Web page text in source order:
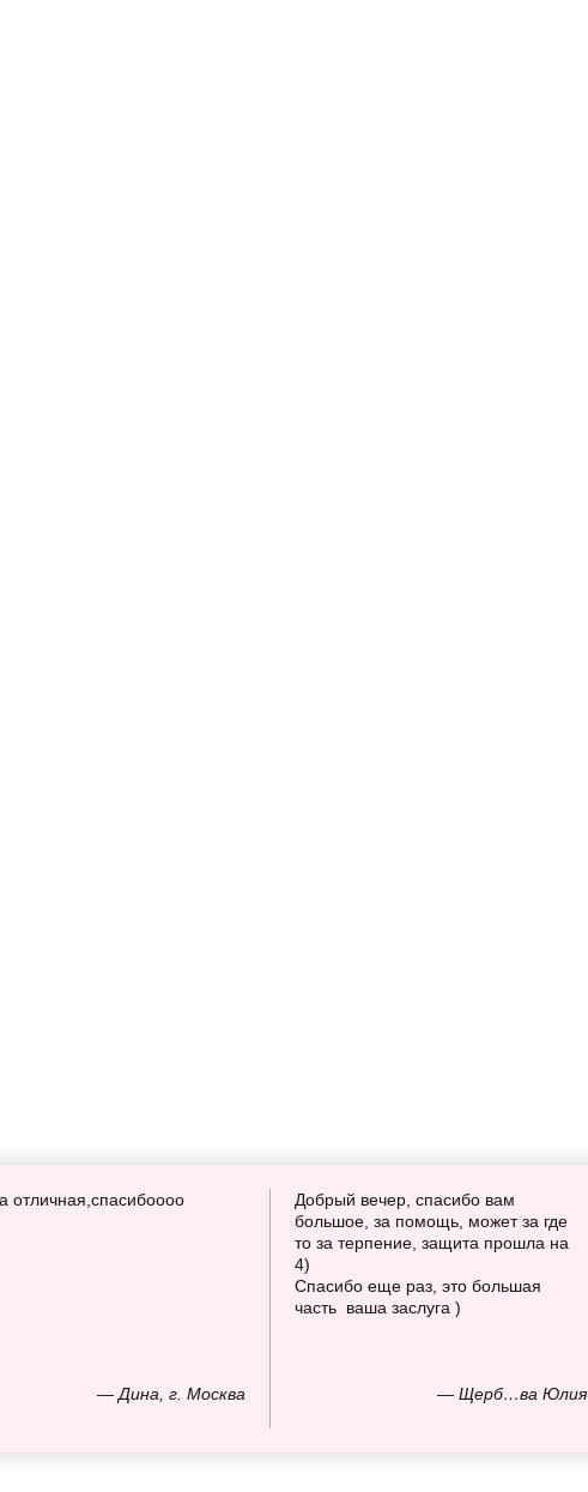
— Дина, г. Москва
отличная,спасибоооо
— Щерб…ва Юлия
Добрый вечер, спасибо вам
большое, за помощь, может за где
то за терпение, защита прошла на
4)
Спасибо еще раз, это большая
часть ваша заслуга )